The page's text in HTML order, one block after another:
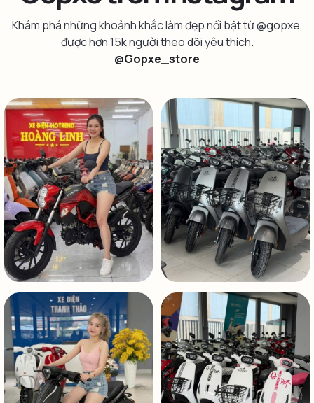
Khám phá những khoảnh khắc làm đẹp nổi bật từ @gopxe,
được hơn 15k người theo dõi yêu thích.
@Gopxe_store